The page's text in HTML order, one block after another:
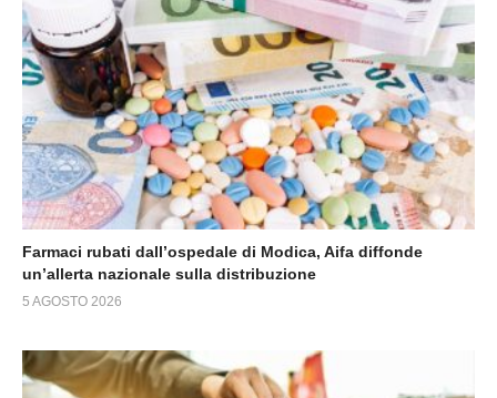
Farmaci rubati dall’ospedale di Modica, Aifa diffonde
un’allerta nazionale sulla distribuzione
5 AGOSTO 2026